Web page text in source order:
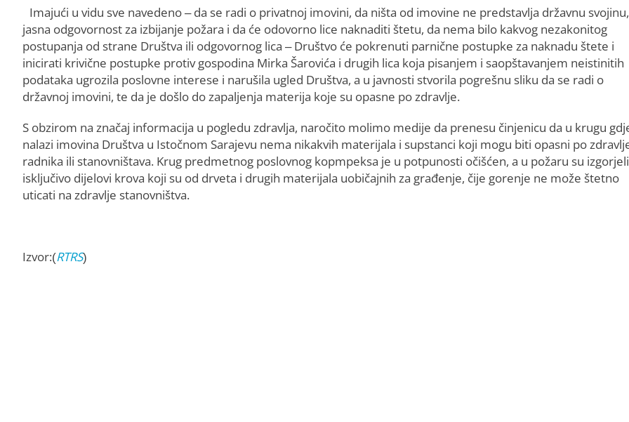
Imajući u vidu sve navedeno – da se radi o privatnoj imovini, da ništa od imovine ne predstavlja državnu
jasna odgovornost za izbijanje požara i da će odovorno lice naknaditi štetu, da nema bilo kakvog nezakonitog
postupanja od strane Društva ili odgovornog lica – Društvo će pokrenuti parnične postupke za naknadu štete i
inicirati krivične postupke protiv gospodina Mirka Šarovića i drugih lica koja pisanjem i saopštavanjem neistinitih
podataka ugrozila poslovne interese i narušila ugled Društva, a u javnosti stvorila pogrešnu sliku da se radi o
državnoj imovini, te da je došlo do zapaljenja materija koje su opasne po zdravlje.
S obzirom na značaj informacija u pogledu zdravlja, naročito molimo medije da prenesu činjenicu da u krugu
nalazi imovina Društva u Istočnom Sarajevu nema nikakvih materijala i supstanci koji mogu biti opasni po
radnika ili stanovništava. Krug predmetnog poslovnog kopmpeksa je u potpunosti očišćen, a u požaru su izgorjeli
isključivo dijelovi krova koji su od drveta i drugih materijala uobičajnih za građenje, čije gorenje ne može štetno
uticati na zdravlje stanovništva.
Izvor:(RTRS)